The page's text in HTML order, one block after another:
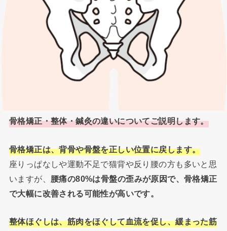
骨格矯正・整体・鍼灸の違いについてご説明します。
骨格矯正は、背骨や骨盤を正しい位置に戻します。
座りっぱなしや運動不足で猫背や反り腰の方も多いと思
いますが、 腰痛の80%は骨盤の歪みが原因で、骨格矯正
で大幅に改善される可能性が高いです。
整体ほぐしは、筋肉をほぐして血流を促し、緩まった筋